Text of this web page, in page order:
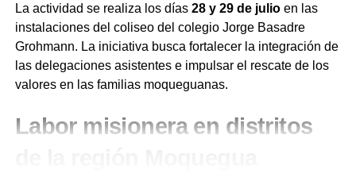
La actividad se realiza los días 28 y 29 de julioen las
instalaciones del coliseo del colegio Jorge Basadre
Grohmann. La iniciativa busca fortalecer la integración de
las delegaciones asistentes e impulsar el rescate de los
valores en las familias moqueguanas.
Labor misionera en distritos